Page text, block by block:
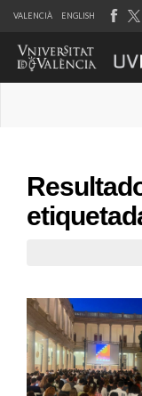
VALENCIÀ ENGLISH